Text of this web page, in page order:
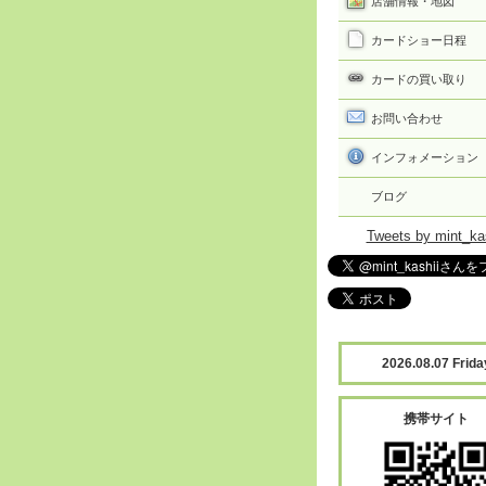
カードショー日程
カードの買い取り
お問い合わせ
インフォメーション
ブログ
Tweets by
2026.08.07
携帯サイト